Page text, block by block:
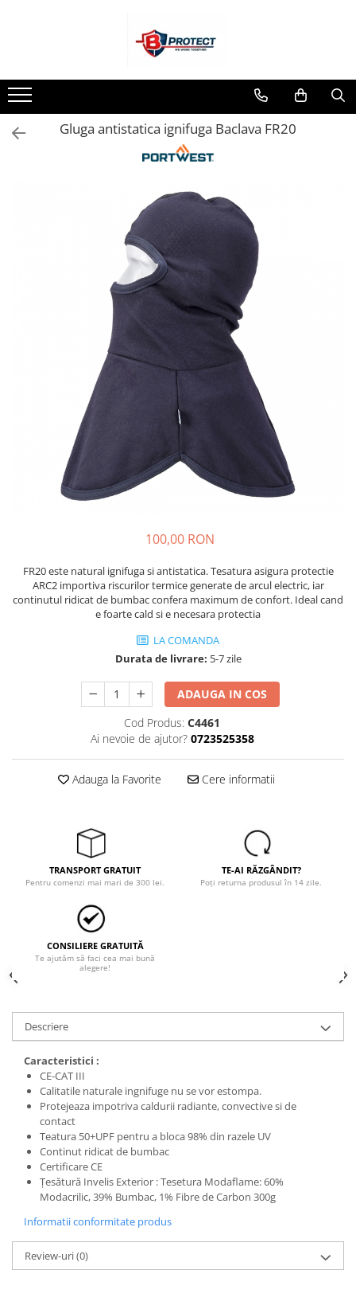
Atomizoare si pulverizatoare
Atomizoare
Pulverizatoare
Masini spalat cu presiune
Scule si unelte gradina
Echipamente medicale
Echipamente PSI
Generatoare si unelte pentru
Betoniere
Generatoare
Accesorii motocoase
Foarfece de tuns gard viu si
Masini si tractorase de tuns
Motocoase termice
Motosape si motoburghie
Motoburghie
Motosapatoare
Hidrofoare
Pompe de suprafata
Pompe submersibile
Căști
Protecția ochilor
Protecția respirației
Protecția urechilor
Scule de mana
Capsatoare , multifuncionale si
pistoale silicon
Chei si truse chei
Ciocane , clesti si foarfeci
Debitare gresie / faianta si geamuri
Echipamente atelier
Fierastraie si topoare
Gluga antistatica ignifuga Baclava FR20
100,00 RON
FR20 este natural ignifuga si antistatica. Tesatura asigura protectie
ARC2 importiva riscurilor termice generate de arcul electric, iar
continutul ridicat de bumbac confera maximum de confort. Ideal cand
e foarte cald si e necesara protectia
LA COMANDA
Durata de livrare: 5-7 zile
ADAUGA IN COS
Cod Produs: C4461
Ai nevoie de ajutor? 0723525358
Adauga la Favorite Cere informatii
TRANSPORT GRATUIT
Pentru comenzi mai mari de 300 lei.
TE-AI RĂZGÂNDIT?
Poți returna produsul în 14 zile.
CONSILIERE GRATUITĂ
Te ajutăm să faci cea mai bună
alegere!
Descriere
Caracteristici :
CE-CAT III
Calitatile naturale ingnifuge nu se vor estompa.
Protejeaza impotriva caldurii radiante, convective si de
contact
Teatura 50+UPF pentru a bloca 98% din razele UV
Continut ridicat de bumbac
Certificare CE
Țesătură Invelis Exterior : Tesetura Modaflame: 60%
Modacrilic, 39% Bumbac, 1% Fibre de Carbon 300g
Informatii conformitate produs
Review-uri(0)